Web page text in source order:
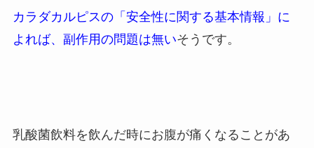
カラダカルピスの「安全性に関する基本情報」に
よれば、副作用の問題は無いそうです。
乳酸菌飲料を飲んだ時にお腹が痛くなることがあ